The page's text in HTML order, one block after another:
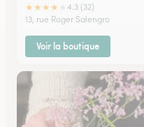
★★★★
4.3 (32)
13, rue Roger Salengro
Voir la boutique